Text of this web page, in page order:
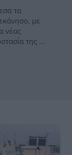
τα
με
νέας
της ...